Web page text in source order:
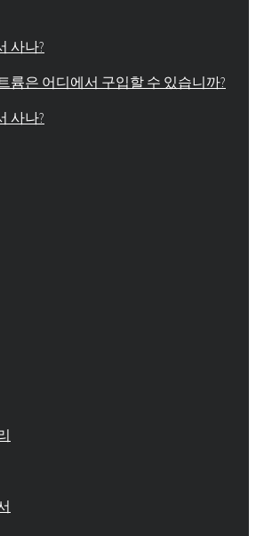
사나?
륨은 어디에서 구입할 수 있습니까?
사나?